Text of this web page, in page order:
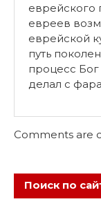
еврейского
евреев
еврейской
путь
процесс
делал с
Comments are
Поиск по